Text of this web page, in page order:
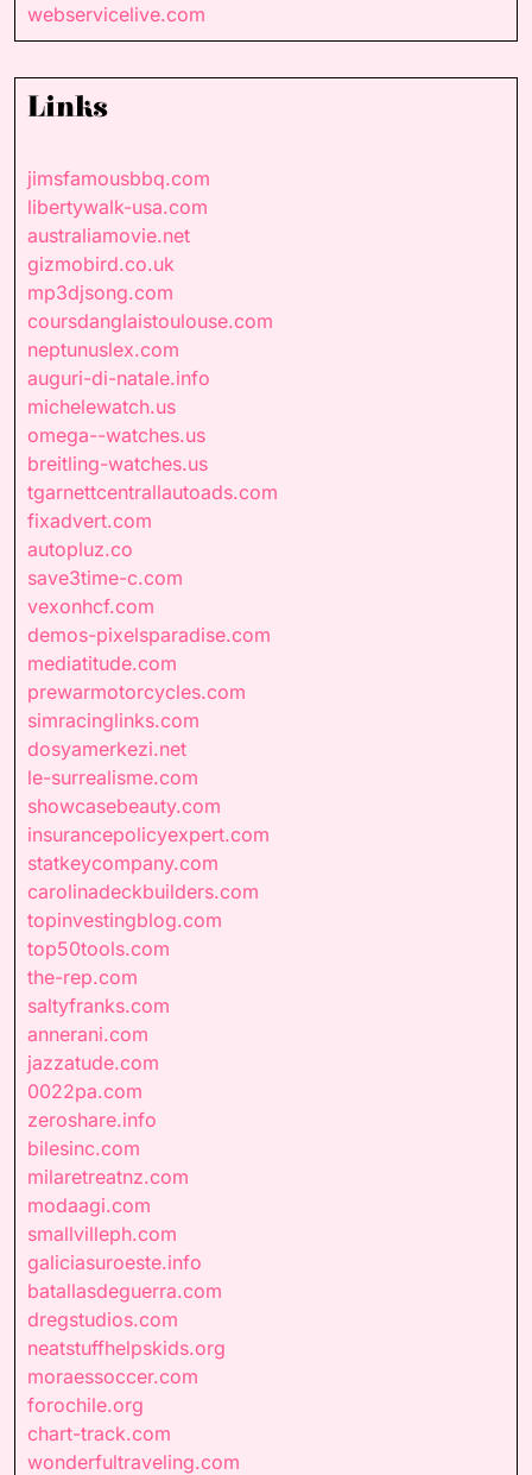
webservicelive.com
Links
jimsfamousbbq.com
libertywalk-usa.com
australiamovie.net
gizmobird.co.uk
mp3djsong.com
coursdanglaistoulouse.com
neptunuslex.com
auguri-di-natale.info
michelewatch.us
omega--watches.us
breitling-watches.us
tgarnettcentrallautoads.com
fixadvert.com
autopluz.co
save3time-c.com
vexonhcf.com
demos-pixelsparadise.com
mediatitude.com
prewarmotorcycles.com
simracinglinks.com
dosyamerkezi.net
le-surrealisme.com
showcasebeauty.com
insurancepolicyexpert.com
statkeycompany.com
carolinadeckbuilders.com
topinvestingblog.com
top50tools.com
the-rep.com
saltyfranks.com
annerani.com
jazzatude.com
0022pa.com
zeroshare.info
bilesinc.com
milaretreatnz.com
modaagi.com
smallvilleph.com
galiciasuroeste.info
batallasdeguerra.com
dregstudios.com
neatstuffhelpskids.org
moraessoccer.com
forochile.org
chart-track.com
wonderfultraveling.com